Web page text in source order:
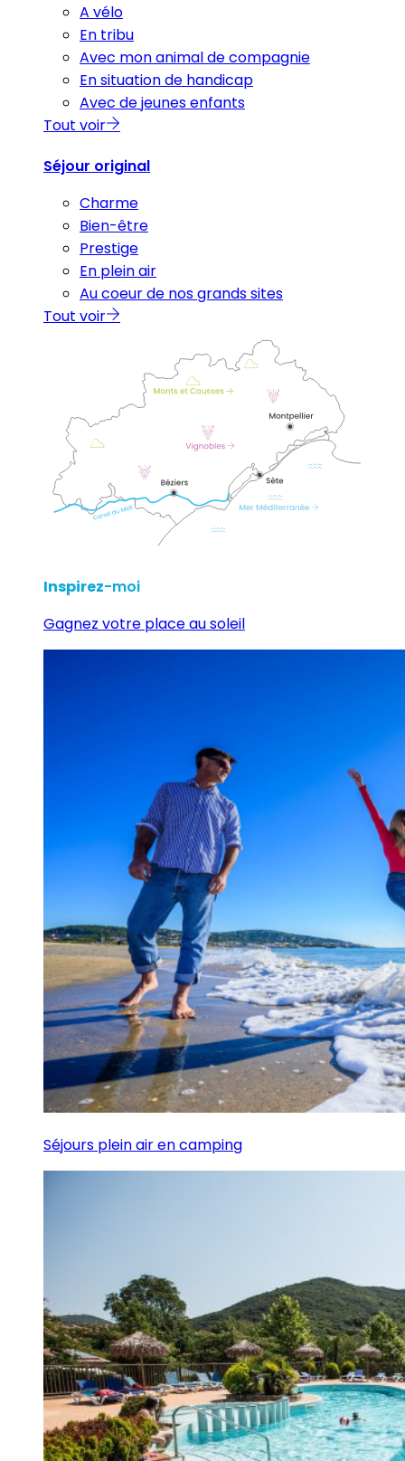
A vélo
En tribu
Avec mon animal de compagnie
En situation de handicap
Avec de jeunes enfants
Tout voir
Séjour original
Charme
Bien-être
Prestige
En plein air
Au coeur de nos grands sites
Tout voir
Inspirez-moi
Gagnez votre place au soleil
Séjours plein air en camping